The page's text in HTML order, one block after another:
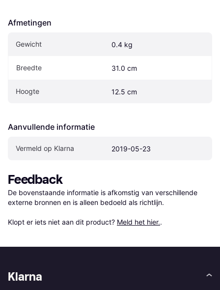
Afmetingen
Gewicht 0.4 kg
Breedte 31.0 cm
Hoogte 12.5 cm
Aanvullende informatie
Vermeld op Klarna 2019-05-23
Feedback
De bovenstaande informatie is afkomstig van verschillende
externe bronnen en is alleen bedoeld als richtlijn.
Klopt er iets niet aan dit product? Meld het hier..
Klarna